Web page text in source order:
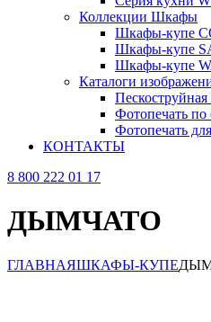
Коллекции Шкафы
Шкафы-купе
Шкафы-купе
Шкафы-купе
Каталоги
Пескоструйная
Фотопечать по
Фотопечать
КОНТАКТЫ
8 800 222 01 17
ДЫМЧАТО
ГЛАВНАЯШКАФЫ-КУПЕ